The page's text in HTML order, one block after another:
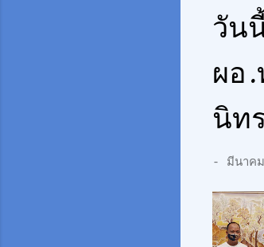
วัน
ผอ
นิท
- มีนาค